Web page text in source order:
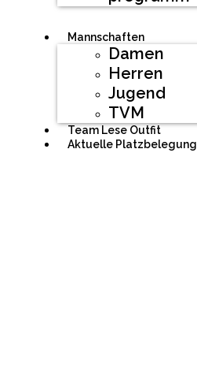
Mannschaften
Damen
Herren
Jugend
TVM
Team Lese Outfit
Aktuelle Platzbelegung